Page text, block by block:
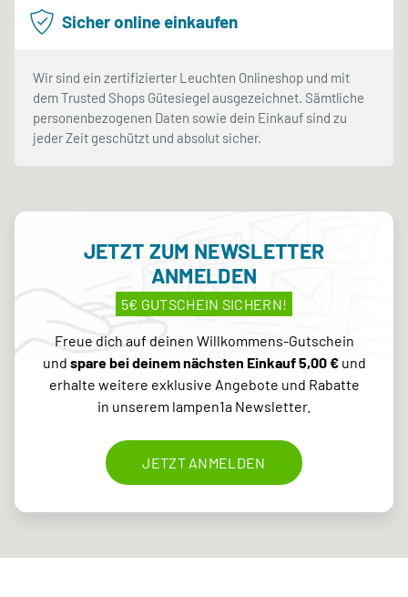
Sicher online einkaufen
Wir sind ein zertifizierter Leuchten Onlineshop und mit
dem Trusted Shops Gütesiegel ausgezeichnet. Sämtliche
personenbezogenen Daten sowie dein Einkauf sind zu
jeder Zeit geschützt und absolut sicher.
JETZT ZUM NEWSLETTER
ANMELDEN
5€ GUTSCHEIN SICHERN!
Freue dich auf deinen Willkommens-Gutschein
und spare bei deinem nächsten Einkauf 5,00 €und
erhalte weitere exklusive Angebote und Rabatte
in unserem lampen1a Newsletter.
JETZT ANMELDEN